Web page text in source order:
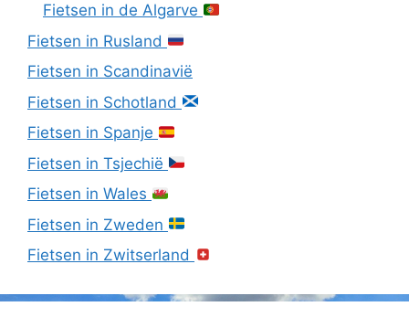
Fietsen in de Algarve
Fietsen in Rusland
Fietsen in Scandinavië
Fietsen in Schotland
Fietsen in Spanje
Fietsen in Tsjechië
Fietsen in Wales
Fietsen in Zweden
Fietsen in Zwitserland